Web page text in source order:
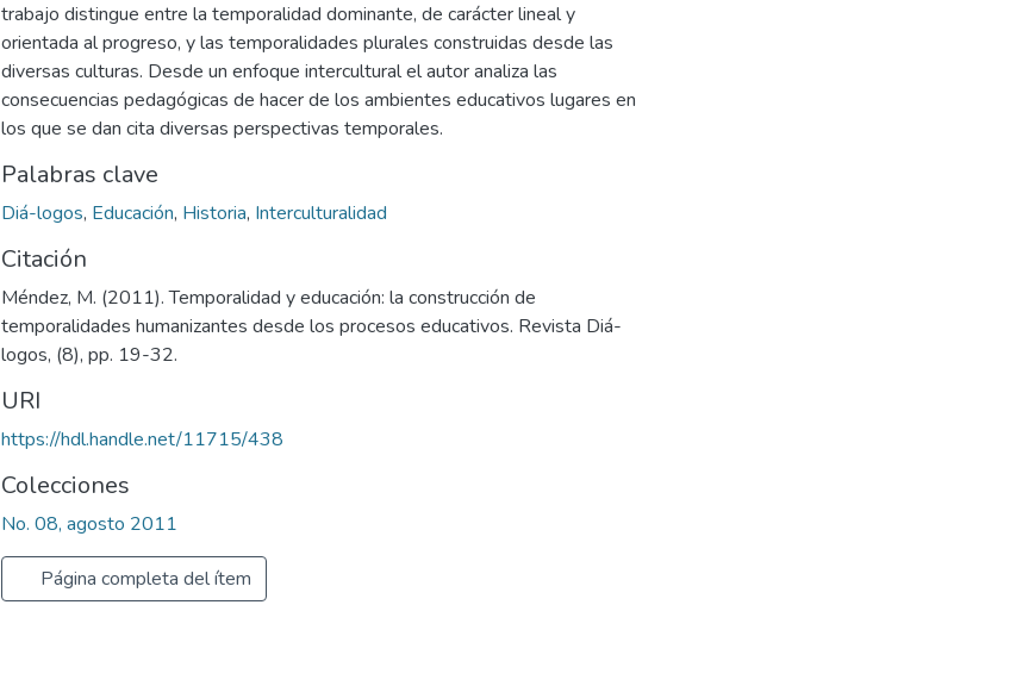
trabajo distingue entre la temporalidad dominante, de carácter lineal y
orientada al progreso, y las temporalidades plurales construidas desde las
diversas culturas. Desde un enfoque intercultural el autor analiza las
consecuencias pedagógicas de hacer de los ambientes educativos lugares en
los que se dan cita diversas perspectivas temporales.
Palabras clave
Diá-logos, Educación, Historia, Interculturalidad
Citación
Méndez, M. (2011). Temporalidad y educación: la construcción de
temporalidades humanizantes desde los procesos educativos. Revista Diá-
logos, (8), pp. 19-32.
URI
https://hdl.handle.net/11715/438
Colecciones
No. 08, agosto 2011
Página completa del ítem